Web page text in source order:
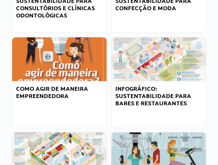
CONSULTÓRIOS E CLÍNICAS
ODONTOLÓGICAS
CONFECÇÃO E MODA
COMO AGIR DE MANEIRA
EMPREENDEDORA
INFOGRÁFICO:
SUSTENTABILIDADE PARA
BARES E RESTAURANTES